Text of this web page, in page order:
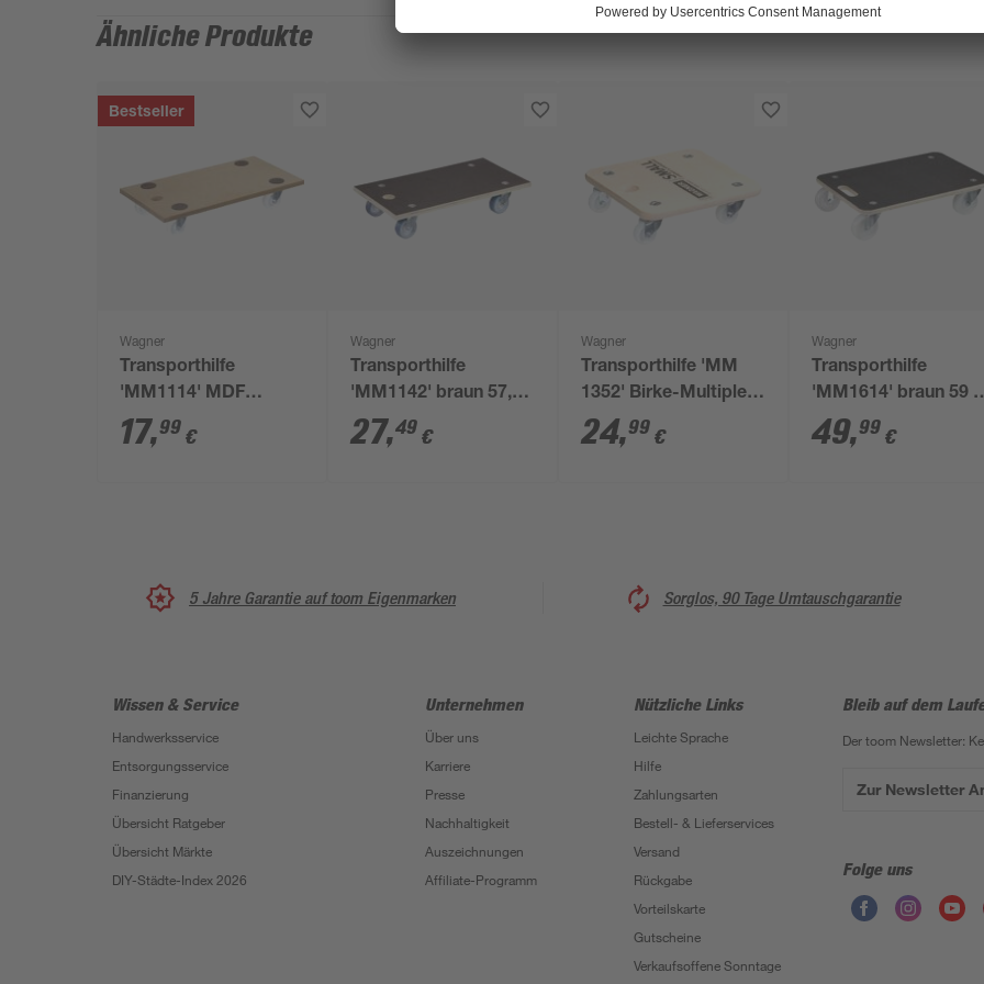
Ähnliche Produkte
Bestseller
Wagner
Transporthilfe
'MM1114' MDF
Tragkraft 250 kg
17,99 €
Wagner
Transporthilfe
'MM1142' braun 57,5
x 30 x 11 cm, 250 kg
27,49 €
Wagner
Transporthilfe 'MM
1352' Birke-Multiplex
Tragkraft 250 kg
24,99 €
Wagner
Transporthilfe
'MM1614' braun 59 x
39 x 13,5 cm, 400 kg
49,99 €
5 Jahre Garantie auf toom Eigenmarken Sorglos, 90 Tage Umtauschgarantie
Wissen & Service
Handwerksservice
Entsorgungsservice
Finanzierung
Übersicht Ratgeber
Übersicht Märkte
DIY-Städte-Index 2026
Unternehmen
Über uns
Karriere
Presse
Nachhaltigkeit
Auszeichnungen
Affiliate-Programm
Nützliche Links
Leichte Sprache
Hilfe
Zahlungsarten
Bestell- & Lieferservices
Versand
Rückgabe
Vorteilskarte
Gutscheine
Verkaufsoffene Sonntage
Bleib auf dem
Der toom Newsletter:
Zur Newsletter
Folge uns